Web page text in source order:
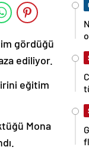
gördüğü
ediliyor.
eğitim
Mona